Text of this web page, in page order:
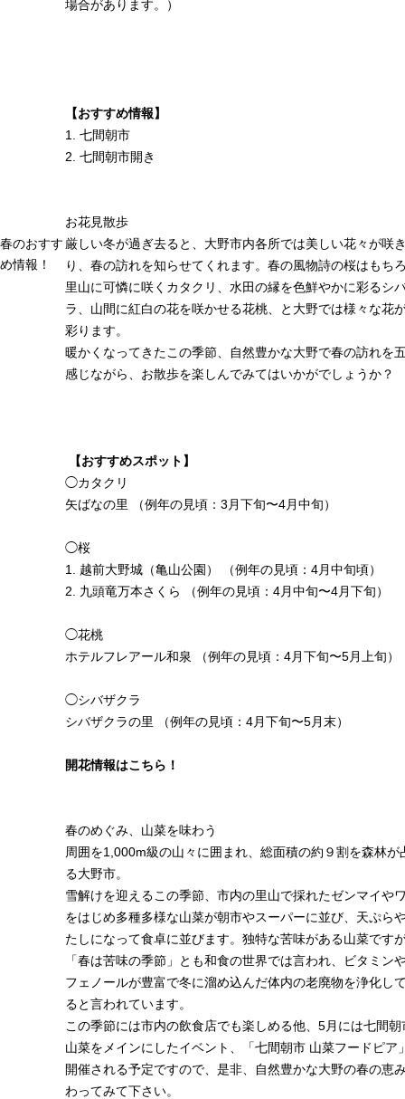
春のおすす
め情報！
場合があります。）
【おすすめ情報】
1. 七間朝市
2. 七間朝市開き
お花見散歩
厳しい冬が過ぎ去ると、大野市内各所では美しい花々が咲
り、春の訪れを知らせてくれます。春の風物詩の桜はもち
里山に可憐に咲くカタクリ、水田の縁を色鮮やかに彩るシ
ラ、山間に紅白の花を咲かせる花桃、と大野では様々な花
彩ります。
暖かくなってきたこの季節、自然豊かな大野で春の訪れを
感じながら、お散歩を楽しんでみてはいかがでしょうか？
【おすすめスポット】
◯カタクリ
矢ばなの里
（例年の見頃：3月下旬〜4月中旬）
◯桜
1. 越前大野城（亀山公園）
（例年の見頃：4月中旬頃）
2. 九頭竜万本さくら
（例年の見頃：4月中旬〜4月下旬）
◯花桃
ホテルフレアール和泉
（例年の見頃：4月下旬〜5月上旬）
◯シバザクラ
シバザクラの里
（例年の見頃：4月下旬〜5月末）
開花情報はこちら！
春のめぐみ、山菜を味わう
周囲を1,000m級の山々に囲まれ、総面積の約９割を森林が
る大野市。
雪解けを迎えるこの季節、市内の里山で採れたゼンマイや
をはじめ多種多様な山菜が朝市やスーパーに並び、天ぷら
たしになって食卓に並びます。独特な苦味がある山菜です
「春は苦味の季節」とも和食の世界では言われ、ビタミン
フェノールが豊富で冬に溜め込んだ体内の老廃物を浄化し
ると言われています。
この季節には市内の飲食店でも楽しめる他、5月には七間朝
山菜をメインにしたイベント、「七間朝市 山菜フードピア
開催される予定ですので、是非、自然豊かな大野の春の恵
わってみて下さい。